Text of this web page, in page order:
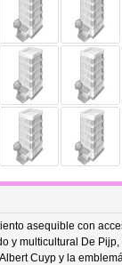
asequible con
y multicultural De Pijp,
Cuyp y la